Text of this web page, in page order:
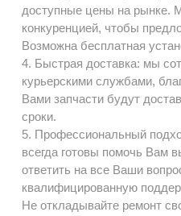
доступные цены на рынке.
конкуренцией, чтобы
Возможна бесплатная
4. Быстрая доставка: мы
курьерскими службами,
Вами запчасти будут
сроки.
5. Профессиональный
всегда готовы помочь Вам
ответить на все Ваши
квалифицированную
Не откладывайте ремонт